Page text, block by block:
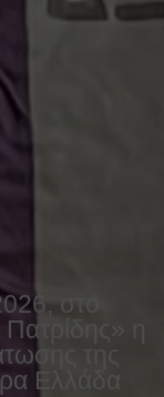
στο
η
της
Ελλάδα